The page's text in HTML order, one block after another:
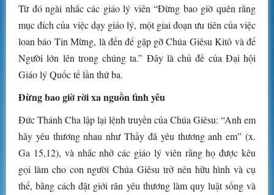
Từ đó ngài nhắc các giáo lý viên “Đừng bao giờ quên rằng
mục đích của việc dạy giáo lý, một giai đoạn ưu tiên của việc
loan báo Tin Mừng, là đến để gặp gỡ Chúa Giêsu Kitô và để
Người lớn lên trong chúng ta.” Đây là chủ đề của Đại hội
Giáo lý Quốc tế lần thứ ba.
Đừng bao giờ rời xa nguồn tình yêu
Đức Thánh Cha lập lại lệnh truyền của Chúa Giêsu: “Anh em
hãy yêu thương nhau như Thầy đã yêu thương anh em” (x.
Ga 15,12), và nhắc nhở các giáo lý viên rằng họ được kêu
gọi làm cho con người Chúa Giêsu trở nên hữu hình và cụ
thể, bằng cách đặt giới răn yêu thương làm quy luật sống và